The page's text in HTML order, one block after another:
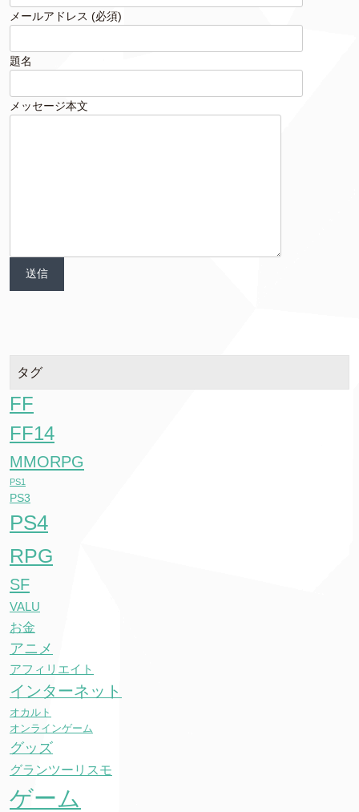
メールアドレス (必須)
題名
メッセージ本文
タグ
FF
FF14
MMORPG
PS1
PS3
PS4
RPG
SF
VALU
お金
アニメ
アフィリエイト
インターネット
オカルト
オンラインゲーム
グッズ
グランツーリスモ
ゲーム